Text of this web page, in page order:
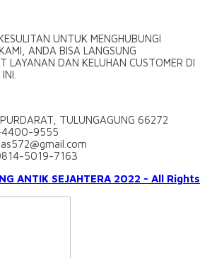
UNTUK MENGHUBUNGI
ANDA BISA LANGSUNG
LAYANAN DAN KELUHAN CUSTOMER DI
TULUNGAGUNG 66272
4400-9555
5019-7163
ANTIK SEJAHTERA 2022 - All Rights